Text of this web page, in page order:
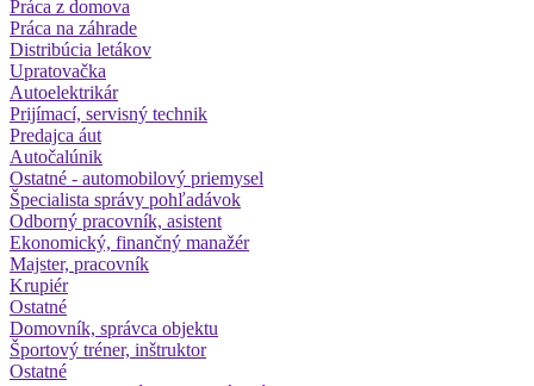
Práca z domova
Práca na záhrade
Distribúcia letákov
Upratovačka
Autoelektrikár
Prijímací, servisný technik
Predajca áut
Autočalúnik
Ostatné - automobilový priemysel
Špecialista správy pohľadávok
Odborný pracovník, asistent
Ekonomický, finančný manažér
Majster, pracovník
Krupiér
Ostatné
Domovník, správca objektu
Športový tréner, inštruktor
Ostatné